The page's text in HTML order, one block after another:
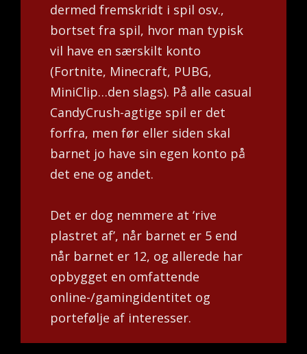
dermed fremskridt i spil osv.,
bortset fra spil, hvor man typisk
vil have en særskilt konto
(Fortnite, Minecraft, PUBG,
MiniClip…den slags). På alle casual
CandyCrush-agtige spil er det
forfra, men før eller siden skal
barnet jo have sin egen konto på
det ene og andet.
Det er dog nemmere at ‘rive
plastret af’, når barnet er 5 end
når barnet er 12, og allerede har
opbygget en omfattende
online-/gamingidentitet og
portefølje af interesser.